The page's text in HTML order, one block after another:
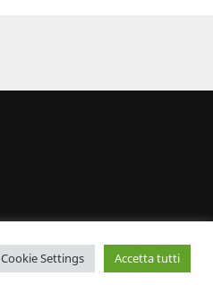
Cookie Settings Accetta tutti